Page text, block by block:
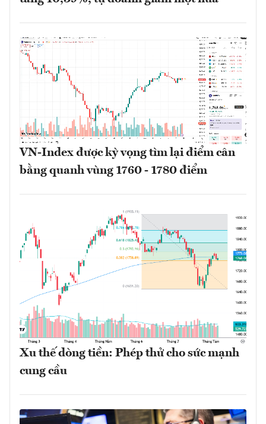
VN-Index được kỳ vọng tìm lại điểm cân
bằng quanh vùng 1760 - 1780 điểm
Xu thế dòng tiền: Phép thử cho sức mạnh
cung cầu